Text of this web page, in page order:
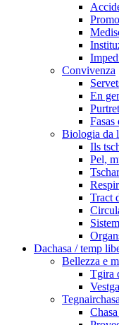
Convivenza
En
Fasas
Biologia da
Ils
Pel,
Tract
Dachasa / temp
Bellezza e
Tgira
Tegnairchasa